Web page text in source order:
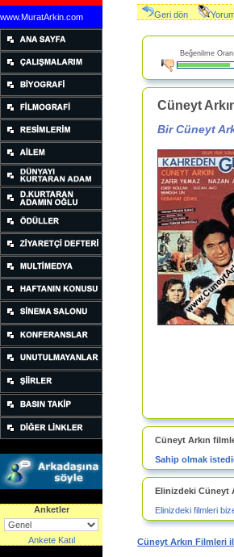
www.MuratArkin.com
Anketler
Ankete Katıl
Geri dön
Beğenilme
Cüneyt
Bir Cüneyt
Cüneyt Arkın
Sahip olmak
Elinizdeki Cüneyt
Elinizdeki filmleri
Cüneyt Arkın Filmleri